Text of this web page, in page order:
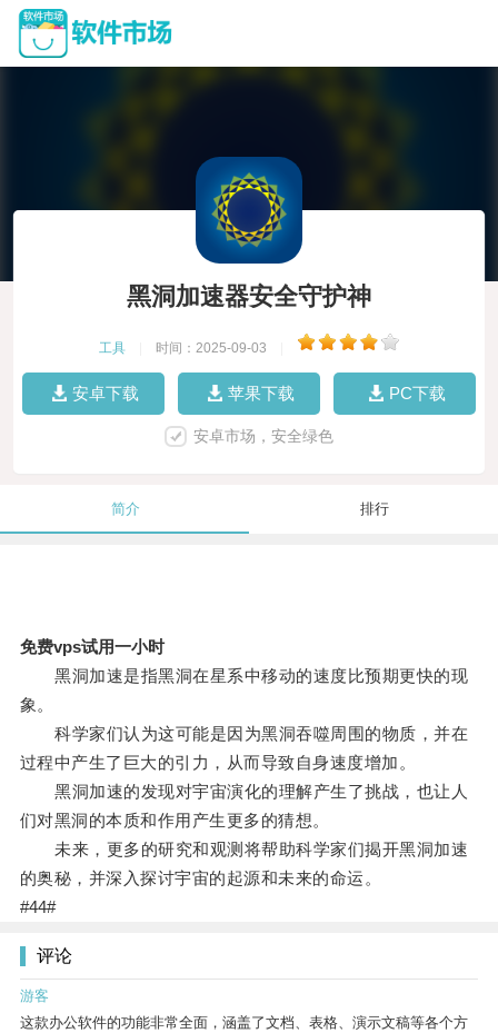
黑洞加速器安全守护神
工具 时间：2025-09-03
安卓下载 苹果下载 PC下载
安卓市场，安全绿色
简介 排行
免费vps试用一小时
黑洞加速是指黑洞在星系中移动的速度比预期更快的现
象。
科学家们认为这可能是因为黑洞吞噬周围的物质，并在
过程中产生了巨大的引力，从而导致自身速度增加。
黑洞加速的发现对宇宙演化的理解产生了挑战，也让人
们对黑洞的本质和作用产生更多的猜想。
未来，更多的研究和观测将帮助科学家们揭开黑洞加速
的奥秘，并深入探讨宇宙的起源和未来的命运。
#44#
评论
游客
这款办公软件的功能非常全面，涵盖了文档、表格、演示文稿等各个方